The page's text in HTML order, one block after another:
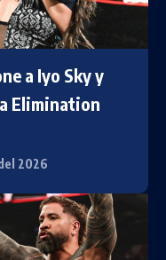
a Iyo Sky y
Elimination
2026